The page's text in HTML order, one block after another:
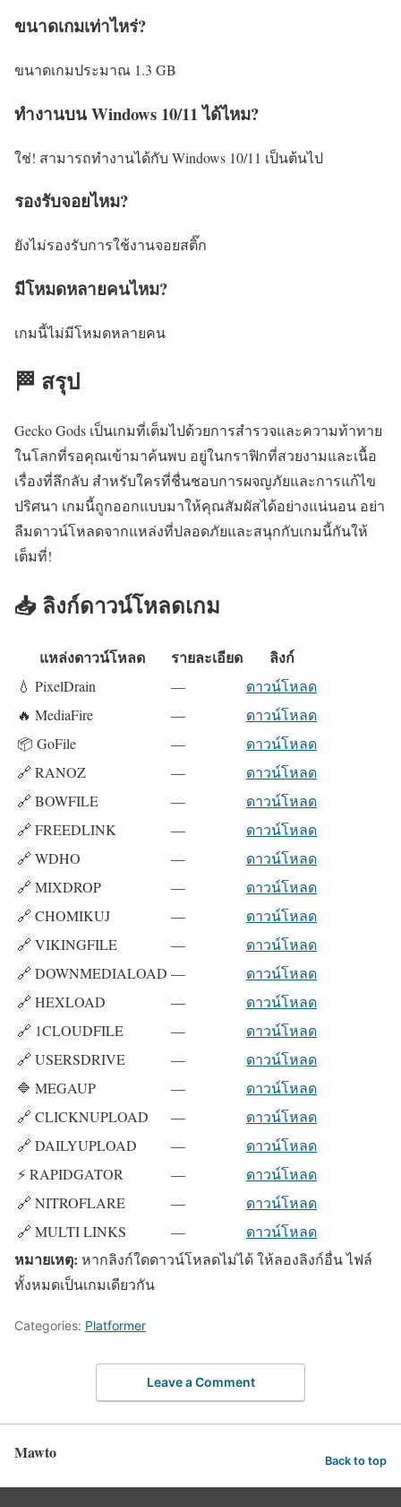
ขนาดเกมเท่าไหร่?
ขนาดเกมประมาณ 1.3 GB
ทำงานบน Windows 10/11 ได้ไหม?
ใช่! สามารถทำงานได้กับ Windows 10/11 เป็นต้นไป
รองรับจอยไหม?
ยังไม่รองรับการใช้งานจอยสติ๊ก
มีโหมดหลายคนไหม?
เกมนี้ไม่มีโหมดหลายคน
🏁 สรุป
Gecko Gods เป็นเกมที่เต็มไปด้วยการสำรวจและความท้าทาย
ในโลกที่รอคุณเข้ามาค้นพบ อยู่ในกราฟิกที่สวยงามและเนื้อ
เรื่องที่ลึกลับ สำหรับใครที่ชื่นชอบการผจญภัยและการแก้ไข
ปริศนา เกมนี้ถูกออกแบบมาให้คุณสัมผัสได้อย่างแน่นอน อย่า
ลืมดาวน์โหลดจากแหล่งที่ปลอดภัยและสนุกกับเกมนี้กันให้
เต็มที่!
📥 ลิงก์ดาวน์โหลดเกม
แหล่งดาวน์โหลด รายละเอียด ลิงก์
💧 PixelDrain —
ดาวน์โหลด
🔥 MediaFire
—
ดาวน์โหลด
📦 GoFile
—
ดาวน์โหลด
🔗 RANOZ
—
ดาวน์โหลด
🔗 BOWFILE
—
ดาวน์โหลด
🔗 FREEDLINK
—
ดาวน์โหลด
🔗 WDHO
—
ดาวน์โหลด
🔗 MIXDROP
—
ดาวน์โหลด
🔗 CHOMIKUJ
—
ดาวน์โหลด
🔗 VIKINGFILE
—
ดาวน์โหลด
🔗 DOWNMEDIALOAD —
ดาวน์โหลด
🔗 HEXLOAD
—
ดาวน์โหลด
🔗 1CLOUDFILE
—
ดาวน์โหลด
🔗 USERSDRIVE
—
ดาวน์โหลด
🔷 MEGAUP
—
ดาวน์โหลด
🔗 CLICKNUPLOAD
—
ดาวน์โหลด
🔗 DAILYUPLOAD
—
ดาวน์โหลด
⚡ RAPIDGATOR
—
ดาวน์โหลด
🔗 NITROFLARE
—
ดาวน์โหลด
🔗 MULTI LINKS
— ดาวน์โหลด
หมายเหตุ: หากลิงก์ใดดาวน์โหลดไม่ได้ ให้ลองลิงก์อื่น ไฟล์
ทั้งหมดเป็นเกมเดียวกัน
Categories: Platformer
Leave a Comment
Mawto Back to top